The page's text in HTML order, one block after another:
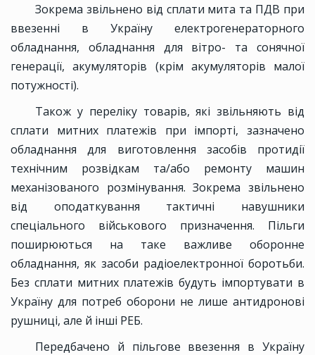
Зокрема звільнено від сплати мита та ПДВ при
ввезенні в Україну електрогенераторного
обладнання, обладнання для вітро- та сонячної
генерації, акумуляторів (крім акумуляторів малої
потужності).
Також у переліку товарів, які звільняють від
сплати митних платежів при імпорті, зазначено
обладнання для виготовлення засобів протидії
технічним розвідкам та/або ремонту машин
механізованого розмінування. Зокрема звільнено
від оподаткування тактичні навушники
спеціального військового призначення. Пільги
поширюються на таке важливе оборонне
обладнання, як засоби радіоелектронної боротьби.
Без сплати митних платежів будуть імпортувати в
Україну для потреб оборони не лише антидронові
рушниці, але й інші РЕБ.
Передбачено й пільгове ввезення в Україну